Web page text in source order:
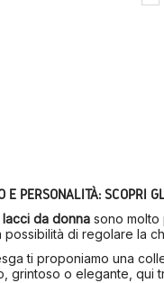
E PERSONALITÀ: SCOPRI
da donna sono molto
possibilità di regolare la
ti proponiamo una
grintoso o elegante, qui